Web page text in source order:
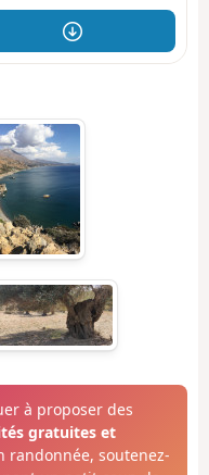
à proposer des
gratuites et
randonnée, soutenez-